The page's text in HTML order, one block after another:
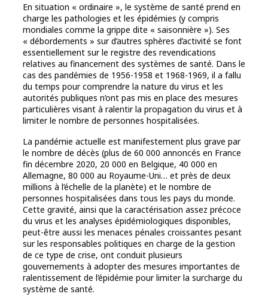
En situation « ordinaire », le système de santé prend en
charge les pathologies et les épidémies (y compris
mondiales comme la grippe dite « saisonnière »). Ses
« débordements » sur d’autres sphères d’activité se font
essentiellement sur le registre des revendications
relatives au financement des systèmes de santé. Dans le
cas des pandémies de 1956-1958 et 1968-1969, il a fallu
du temps pour comprendre la nature du virus et les
autorités publiques n’ont pas mis en place des mesures
particulières visant à ralentir la propagation du virus et à
limiter le nombre de personnes hospitalisées.
La pandémie actuelle est manifestement plus grave par
le nombre de décès (plus de 60 000 annoncés en France
fin décembre 2020, 20 000 en Belgique, 40 000 en
Allemagne, 80 000 au Royaume-Uni… et près de deux
millions à l’échelle de la planète) et le nombre de
personnes hospitalisées dans tous les pays du monde.
Cette gravité, ainsi que la caractérisation assez précoce
du virus et les analyses épidémiologiques disponibles,
peut-être aussi les menaces pénales croissantes pesant
sur les responsables politiques en charge de la gestion
de ce type de crise, ont conduit plusieurs
gouvernements à adopter des mesures importantes de
ralentissement de l’épidémie pour limiter la surcharge du
système de santé.